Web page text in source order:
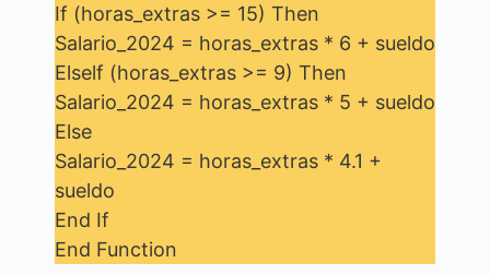
If (horas_extras >= 15) Then
Salario_2024 = horas_extras * 6 + sueldo
Elself (horas_extras >= 9) Then
Salario_2024 = horas_extras * 5 + sueldo
Else
Salario_2024 = horas_extras * 4.1 +
sueldo
End If
End Function